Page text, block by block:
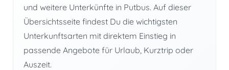
und weitere Unterkünfte in Putbus. Auf dieser
Übersichtsseite findest Du die wichtigsten
Unterkunftsarten mit direktem Einstieg in
passende Angebote für Urlaub, Kurztrip oder
Auszeit.